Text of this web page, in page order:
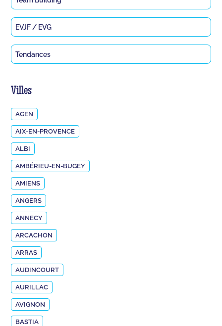
EVJF / EVG
Tendances
Villes
AGEN
AIX-EN-PROVENCE
ALBI
AMBÉRIEU-EN-BUGEY
AMIENS
ANGERS
ANNECY
ARCACHON
ARRAS
AUDINCOURT
AURILLAC
AVIGNON
BASTIA